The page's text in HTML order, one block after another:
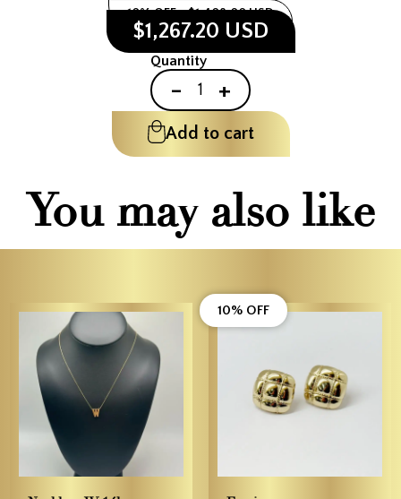
10% OFF $1,408.00 USD
$1,267.20 USD
Quantity
- +
Add to cart
You may also like
10% OFF